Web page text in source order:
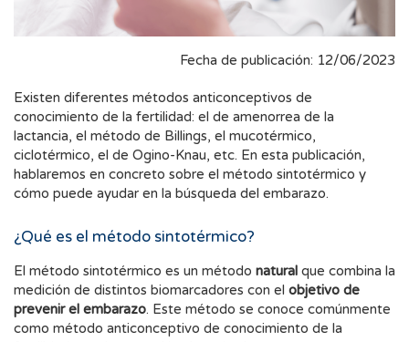
Fecha de publicación: 12/06/2023
Existen diferentes métodos anticonceptivos de
conocimiento de la fertilidad: el de amenorrea de la
lactancia, el método de Billings, el mucotérmico,
ciclotérmico, el de Ogino-Knau, etc. En esta publicación,
hablaremos en concreto sobre el método sintotérmico y
cómo puede ayudar en la búsqueda del embarazo.
¿Qué es el método sintotérmico?
El método sintotérmico es un método natural que combina la
medición de distintos biomarcadores con el objetivo de
prevenir el embarazo. Este método se conoce comúnmente
como método anticonceptivo de conocimiento de la